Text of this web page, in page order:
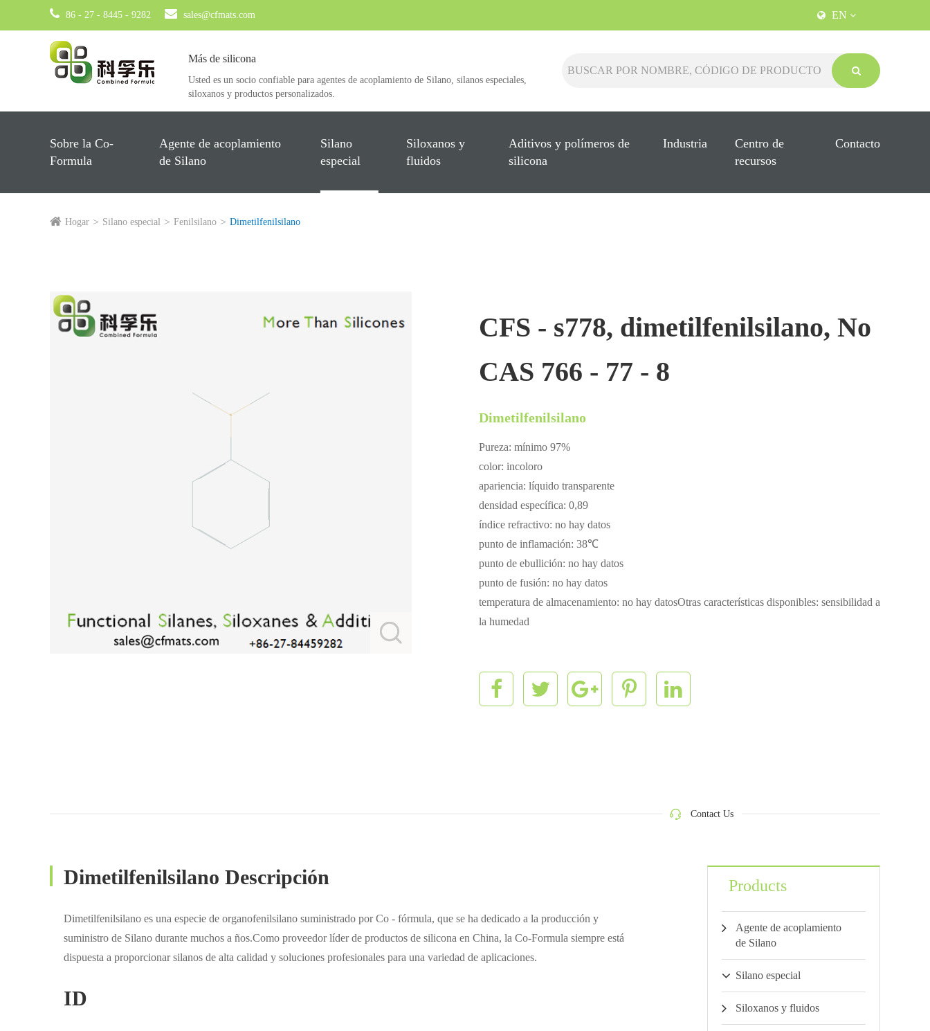
86 - 27 - 8445 - 9282 sales@cfmats.com EN
Más de silicona
Usted es un socio confiable para agentes de acoplamiento de Silano, silanos especiales,
siloxanos y productos personalizados.
Sobre la Co-
Formula
Agente de acoplamiento
de Silano
Silano
especial
Siloxanos y
fluidos
Aditivos y polímeros de
silicona
Industria
Centro de
recursos
Contacto
Hogar Silano especial Fenilsilano Dimetilfenilsilano
CFS - s778, dimetilfenilsilano, No
CAS 766 - 77 - 8
Dimetilfenilsilano
Pureza: mínimo 97%
color: incoloro
apariencia: líquido transparente
densidad específica: 0,89
índice refractivo: no hay datos
punto de inflamación: 38℃
punto de ebullición: no hay datos
punto de fusión: no hay datos
temperatura de almacenamiento: no hay datosOtras características disponibles: sensibilidad a
la humedad
Contact Us
Dimetilfenilsilano Descripción
Dimetilfenilsilano es una especie de organofenilsilano suministrado por Co - fórmula, que se ha dedicado a la producción y
suministro de Silano durante muchos a ños.Como proveedor líder de productos de silicona en China, la Co-Formula siempre está
dispuesta a proporcionar silanos de alta calidad y soluciones profesionales para una variedad de aplicaciones.
ID
Products
Agente de acoplamiento
de Silano
Silano especial
Siloxanos y fluidos